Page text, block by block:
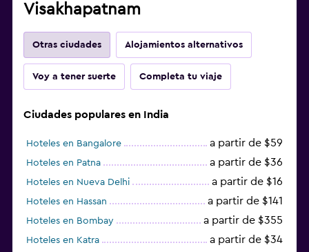
Visakhapatnam
Otras ciudades Alojamientos alternativos
Voy a tener suerte Completa tu viaje
Ciudades populares en India
Hoteles en Bangalore a partir de $59
Hoteles en Patna a partir de $36
Hoteles en Nueva Delhi a partir de $16
Hoteles en Hassan a partir de $141
Hoteles en Bombay a partir de $355
Hoteles en Katra a partir de $34